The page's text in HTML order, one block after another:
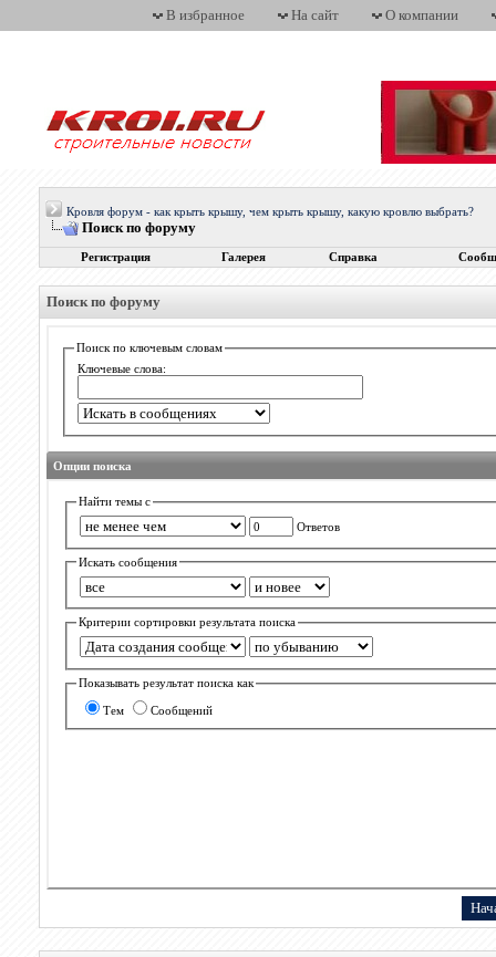
В избранное На сайт О компании
Кровля форум - как крыть крышу, чем крыть крышу, какую кровлю выбрать?
Поиск по форуму
Регистрация Галерея Справка
Поиск по форуму
Поиск по ключевым словам
Ключевые слова:
Опции поиска
Найти темы с
Ответов
Искать сообщения
Критерии сортировки результата поиска
Показывать результат поиска как
Тем Сообщений